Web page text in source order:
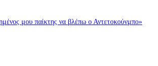
μου παίκτης να βλέπω ο Αντετοκούνμπο»